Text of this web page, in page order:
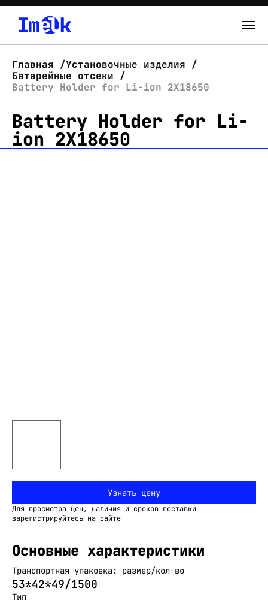
О нас
Новости
Склад
Главная
Установочные изделия
Батарейные отсеки
Battery Holder for Li-ion 2X18650
Battery Holder for Li-
ion 2X18650
Узнать цену
Для просмотра цен, наличия и сроков поставки
зарегистрируйтесь на сайте
Основные характеристики
Транспортная упаковка: размер/кол-во
53*42*49/1500
Тип